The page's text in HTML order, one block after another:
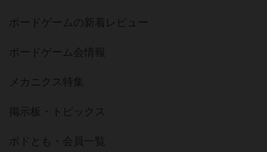
ボードゲームの新着レビュー
ボードゲーム会情報
メカニクス特集
掲示板・トピックス
ボドとも・会員一覧